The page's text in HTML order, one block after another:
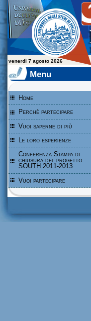
Leonardo da Vinci - Programma per l'apprendimento
venerdì 7 agosto 2026
Menu
Home
Perchè partecipare
Vuoi saperne di più
Le loro esperienze
Conferenza Stampa di
chiusura del progetto
SOUTH 2011-2013
Vuoi partecipare